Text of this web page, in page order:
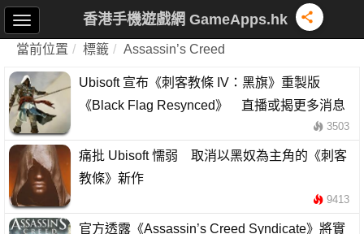
香港手機遊戲網 GameApps.hk
當前位置 標籤 Assassin’s Creed
Ubisoft 宣布《刺客教條 IV：黑旗》重製版
《Black Flag Resynced》 直播或揭更多消息
3503
痛批 Ubisoft 懦弱 取消以黑奴為主角的《刺客
教條》新作
9413
官方透露《Assassin’s Creed Syndicate》將實